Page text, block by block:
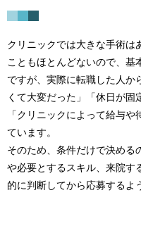
クリニックでは大きな手術は
こともほとんどないので、基
ですが、実際に転職した人か
くて大変だった」「休日が固
「クリニックによって給与
ています。
そのため、条件だけで決める
や必要とするスキル、来院す
的に判断してから応募するよ